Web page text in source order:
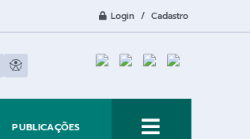
Login / Cadastro
PUBLICAÇÕES